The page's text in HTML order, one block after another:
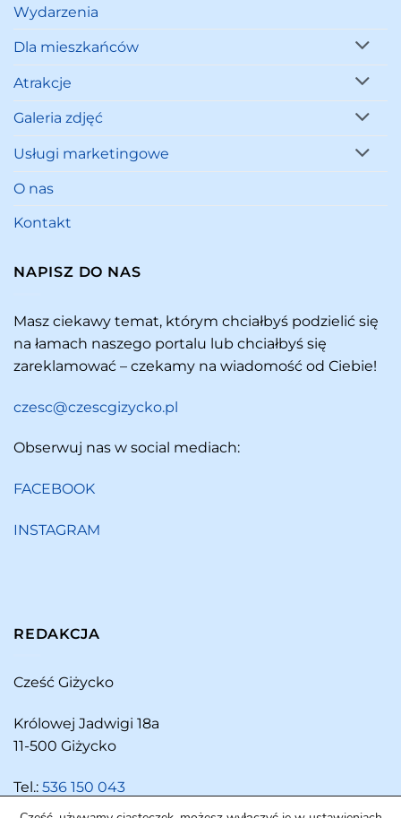
Wydarzenia
Dla mieszkańców
Atrakcje
Galeria zdjęć
Usługi marketingowe
O nas
Kontakt
NAPISZ DO NAS
Masz ciekawy temat, którym chciałbyś podzielić się
na łamach naszego portalu lub chciałbyś się
zareklamować – czekamy na wiadomość od Ciebie!
czesc@czescgizycko.pl
Obserwuj nas w social mediach:
FACEBOOK
INSTAGRAM
REDAKCJA
Cześć Giżycko
Królowej Jadwigi 18a
11-500 Giżycko
Tel.: 536 150 043